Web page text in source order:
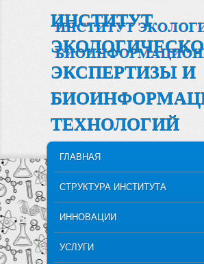
ИНСТИТУТ
ЭКСПЕРТИЗЫ И
ТЕХНОЛОГИЙ
SKIP TO PRIMARY CONTENT
SKIP TO SECONDARY CONTENT
ГЛАВНАЯ
СТРУКТУРА ИНСТИТУТА
ИННОВАЦИИ
УСЛУГИ